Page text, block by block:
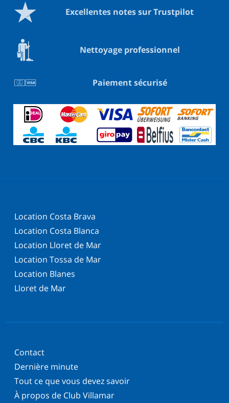
Excellentes notes sur Trustpilot
Nettoyage professionnel
Paiement sécurisé
Location Costa Brava
Location Costa Blanca
Location Lloret de Mar
Location Tossa de Mar
Location Blanes
Lloret de Mar
Contact
Dernière minute
Tout ce que vous devez savoir
À propos de Club Villamar